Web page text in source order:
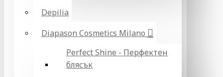
Depilia
Diapason Cosmetics Milano
Perfect Shine - Перфектен
блясък